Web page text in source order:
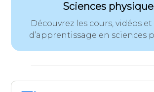
Sciences
Découvrez les cours, vidéos
d’apprentissage en sciences